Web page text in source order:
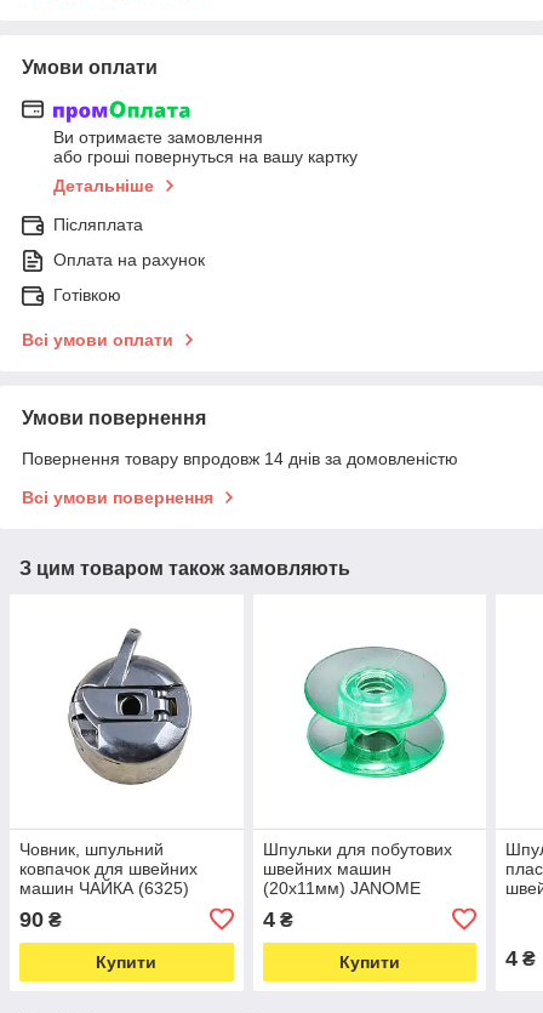
Умови оплати
Ви отримаєте замовлення
або гроші повернуться на вашу картку
Детальніше
Післяплата
Оплата на рахунок
Готівкою
Всі умови оплати
Умови повернення
Повернення товару впродовж 14 днів за домовленістю
Всі умови повернення
З цим товаром також замовляють
Човник, шпульний
ковпачок для швейних
машин ЧАЙКА (6325)
90 ₴
Купити
Шпульки для побутових
швейних машин
(20х11мм) JANOME
пластикові асорті (5895)
4₴
Купити 4 ₴